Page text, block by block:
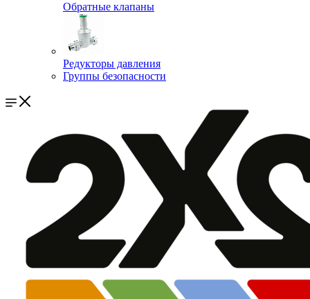
Обратные клапаны
Редукторы давления
Группы безопасности